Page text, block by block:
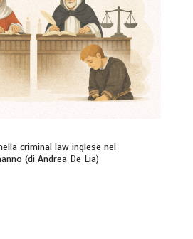
criminal law inglese nel
(di Andrea De Lia)